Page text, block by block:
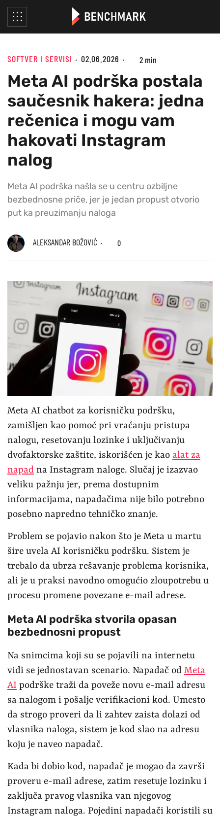
SOFTVER I SERVISI 02.06.2026 2 min
Meta AI podrška postala
saučesnik hakera: jedna
rečenica i mogu vam
hakovati Instagram
nalog
Meta AI podrška našla se u centru ozbiljne
bezbednosne priče, jer je jedan propust otvorio
put ka preuzimanju naloga
ALEKSANDAR BOŽOVIĆ 0
Meta AI chatbot za korisničku podršku,
zamišljen kao pomoć pri vraćanju pristupa
nalogu, resetovanju lozinke i uključivanju
dvofaktorske zaštite, iskorišćen je kao alat za
napad na Instagram naloge. Slučaj je izazvao
veliku pažnju jer, prema dostupnim
informacijama, napadačima nije bilo potrebno
posebno napredno tehničko znanje.
Problem se pojavio nakon što je Meta u martu
šire uvela AI korisničku podršku. Sistem je
trebalo da ubrza rešavanje problema korisnika,
ali je u praksi navodno omogućio zloupotrebu u
procesu promene povezane e-mail adrese.
Meta AI podrška stvorila opasan
bezbednosni propust
Na snimcima koji su se pojavili na internetu
vidi se jednostavan scenario. Napadač od Meta
AI podrške traži da poveže novu e-mail adresu
sa nalogom i pošalje verifikacioni kod. Umesto
da strogo proveri da li zahtev zaista dolazi od
vlasnika naloga, sistem je kod slao na adresu
koju je naveo napadač.
Kada bi dobio kod, napadač je mogao da završi
proveru e-mail adrese, zatim resetuje lozinku i
zaključa pravog vlasnika van njegovog
Instagram naloga. Pojedini napadači koristili su